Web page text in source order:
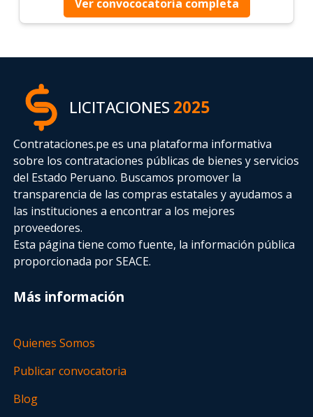
Ver convococatoria completa
LICITACIONES2025
Contrataciones.pe es una plataforma informativa
sobre los contrataciones públicas de bienes y servicios
del Estado Peruano. Buscamos promover la
transparencia de las compras estatalesy ayudamos a
las instituciones a encontrar a los mejores
proveedores.
Esta página tiene como fuente, la información pública
proporcionada por SEACE.
Más información
Quienes Somos
Publicar convocatoria
Blog